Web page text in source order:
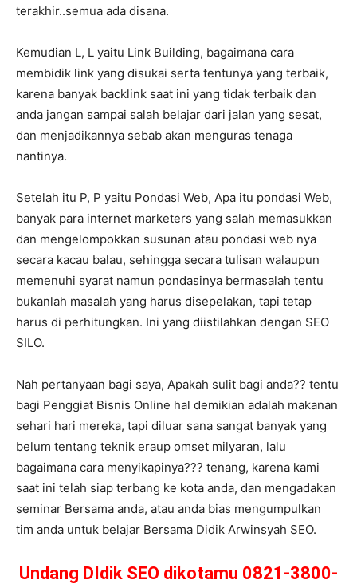
terakhir..semua ada disana.
Kemudian L, L yaitu Link Building, bagaimana cara
membidik link yang disukai serta tentunya yang terbaik,
karena banyak backlink saat ini yang tidak terbaik dan
anda jangan sampai salah belajar dari jalan yang sesat,
dan menjadikannya sebab akan menguras tenaga
nantinya.
Setelah itu P, P yaitu Pondasi Web, Apa itu pondasi Web,
banyak para internet marketers yang salah memasukkan
dan mengelompokkan susunan atau pondasi web nya
secara kacau balau, sehingga secara tulisan walaupun
memenuhi syarat namun pondasinya bermasalah tentu
bukanlah masalah yang harus disepelakan, tapi tetap
harus di perhitungkan. Ini yang diistilahkan dengan SEO
SILO.
Nah pertanyaan bagi saya, Apakah sulit bagi anda?? tentu
bagi Penggiat Bisnis Online hal demikian adalah makanan
sehari hari mereka, tapi diluar sana sangat banyak yang
belum tentang teknik eraup omset milyaran, lalu
bagaimana cara menyikapinya??? tenang, karena kami
saat ini telah siap terbang ke kota anda, dan mengadakan
seminar Bersama anda, atau anda bias mengumpulkan
tim anda untuk belajar Bersama Didik Arwinsyah SEO.
Undang DIdik SEO dikotamu 0821-3800-